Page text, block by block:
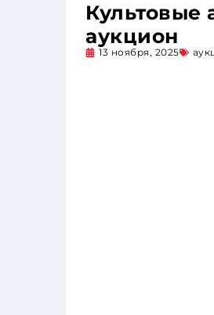
Культовые
аукцион
13 ноября, 2025